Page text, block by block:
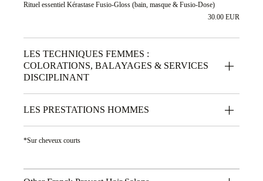
Rituel essentiel Kérastase Fusio-Gloss (bain, masque & Fusio-Dose)
30.00 EUR
LES TECHNIQUES FEMMES :
COLORATIONS, BALAYAGES & SERVICES
DISCIPLINANT
LES PRESTATIONS HOMMES
*Sur cheveux courts